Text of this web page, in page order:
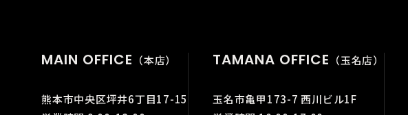
MAIN OFFICE （本店）
熊本市中央区坪井6丁目17-15
TAMANA OFFICE （玉名店）
玉名市亀甲173-7 西川ビル1F